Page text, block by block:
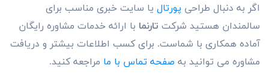
اگر به دنبال طراحی پورتال یا سایت خبری مناسب برای
سالمندان هستید شرکت تارنما با ارائه خدمات مشاوره رایگان
آماده همکاری با شماست. برای کسب اطلاعات بیشتر و دریافت
مشاوره می توانید به صفحه تماس با ما مراجعه کنید.